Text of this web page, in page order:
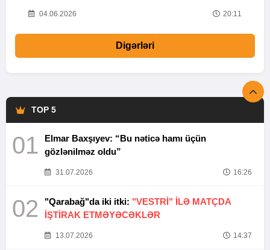
04.06.2026 20:11
Digərləri
TOP 5
01
Elmar Baxşıyev: “Bu nəticə hamı üçün
gözlənilməz oldu”
31.07.2026 16:26
02 "Qarabağ"da iki itki: "VESTRİ" İLƏ MATÇDA
İŞTİRAK ETMƏYƏCƏKLƏR
13.07.2026 14:37